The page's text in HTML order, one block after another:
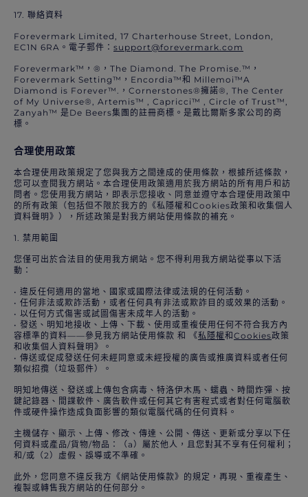
17. 聯絡資料
Forevermark Limited, 17 Charterhouse Street, London,
EC1N 6RA。電子郵件： support@forevermark.com
Forevermark™，®，The Diamond. The Promise.™，
Forevermark Setting™，Encordia™和 Millemoi™A
Diamond is Forever™.，Cornerstones®擁諾®, The Center
of My Universe®, Artemis™ , Capricci™ , Circle of Trust™,
Zanyah™ 是De Beers集團的註冊商標。是戴比爾斯多家公司的商
標。
合理使用政策
本合理使用政策規定了您與我方之間達成的使用條款，根據所述條款，
您可以查閱我方網站。本合理使用政策適用於我方網站的所有用戶和訪
問者。您使用我方網站，即表示您接收、同意並遵守本合理使用政策中
的所有政策（包括但不限於我方的《私隱權和Cookies政策和收集個人
資料聲明》），所述政策是對我方網站使用條款的補充。
1. 禁用範圍
您僅可出於合法目的使用我方網站。您不得利用我方網站從事以下活
動：
• 違反任何適用的當地、國家或國際法律或法規的任何活動。
• 任何非法或欺詐活動，或者任何具有非法或欺詐目的或效果的活動。
• 以任何方式傷害或試圖傷害未成年人的活動。
• 發送、明知地接收、上傳、下載、使用或重複使用任何不符合我方內
容標準的資料——參見我方網站使用條款 和 《私隱權和 Cookies政策
和收集個人資料聲明》。
• 傳送或促成發送任何未經同意或未經授權的廣告或推廣資料或者任何
類似招攬（垃圾郵件）。
明知地傳送、發送或上傳包含病毒、特洛伊木馬、蠕蟲、時間炸彈、按
鍵記錄器、間諜軟件、廣告軟件或任何其它有害程式或者對任何電腦軟
件或硬件操作造成負面影響的類似電腦代碼的任何資料。
主機儲存、顯示、上傳、修改、傳達、公開、傳送、更新或分享以下任
何資料或產品/貨物/物品：（a）屬於他人，且您對其不享有任何權利；
和/或（2）虛假、誤導或不準確。
此外，您同意不違反我方《網站使用條款》的規定，再現、重複產生、
複製或轉售我方網站的任何部分。